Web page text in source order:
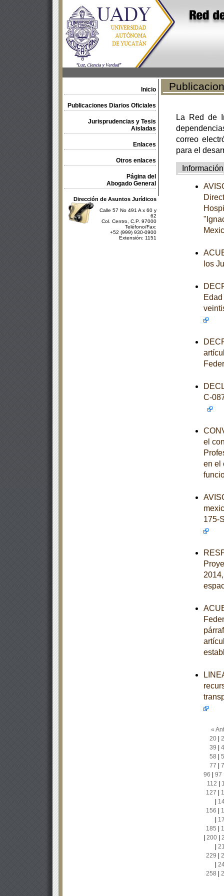
Inicio
Publicaciones Diarios Oficiales
Jurisprudencias y Tesis
Aisladas
Enlaces
Otros enlaces
Página del
Abogado General
Dirección de Asuntos Jurídicos
Calle 57 No 491 A x 60 y
62
Col. Centro, C.P. 97000
Teléfono/Fax:
+52 (999) 930-0900
Extensión: 1151
La Red de
correo
para el
Información
los
C-
el
en el
175-
«
20|
39
58
77
96
97
112
127
156
185
200|
229
258